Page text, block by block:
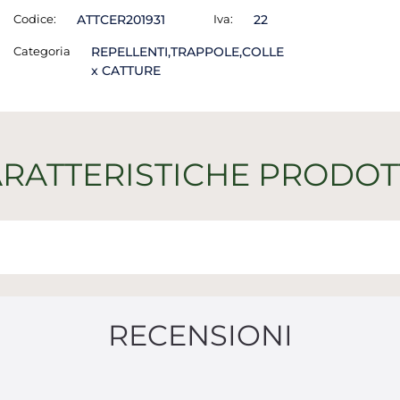
Codice: ATTCER201931
Categoria
REPELLENTI,TRAPPOLE,COLLE
x CATTURE
Iva: 22
RECENSIONI